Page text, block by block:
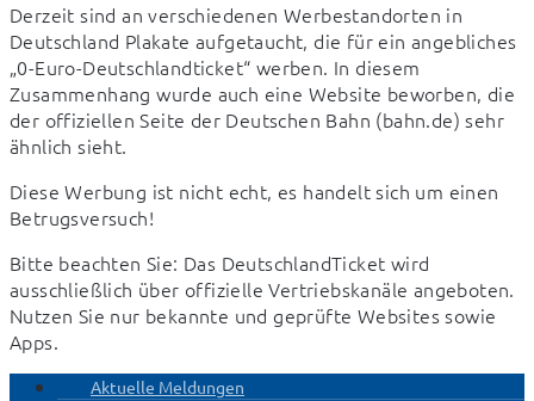
Derzeit sind an verschiedenen Werbestandorten in
Deutschland Plakate aufgetaucht, die für ein angebliches
„0-Euro-Deutschlandticket“ werben. In diesem
Zusammenhang wurde auch eine Website beworben, die
der offiziellen Seite der Deutschen Bahn (bahn.de) sehr
ähnlich sieht.
Diese Werbung ist nicht echt, es handelt sich um einen
Betrugsversuch!
Bitte beachten Sie: Das DeutschlandTicket wird
ausschließlich über offizielle Vertriebskanäle angeboten.
Nutzen Sie nur bekannte und geprüfte Websites sowie
Apps.
Aktuelle Meldungen